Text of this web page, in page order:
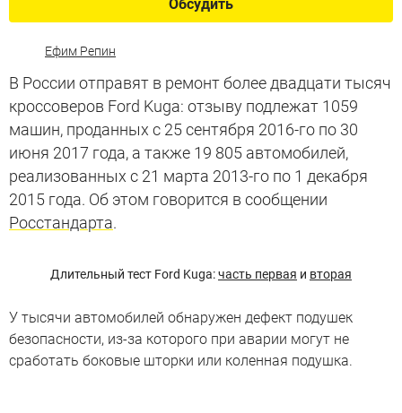
Обсудить
Ефим Репин
В России отправят в ремонт более двадцати тысяч
кроссоверов Ford Kuga: отзыву подлежат 1059
машин, проданных с 25 сентября 2016-го по 30
июня 2017 года, а также 19 805 автомобилей,
реализованных с 21 марта 2013-го по 1 декабря
2015 года. Об этом говорится в сообщении
Росстандарта.
Длительный тест Ford Kuga:часть первая и вторая
У тысячи автомобилей обнаружен дефект подушек
безопасности, из-за которого при аварии могут не
сработать боковые шторки или коленная подушка.